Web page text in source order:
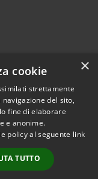
© 2026 • Comune di
• Powered by
•
Accesso
redazione
×
cookie
strettamente
del sito,
fine di elaborare
e anonime.
policy al seguente link
TUTTO